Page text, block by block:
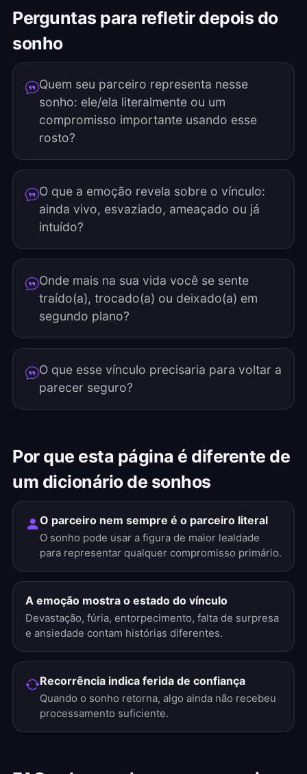
Perguntas para refletir depois do
sonho
Quem seu parceiro representa nesse
sonho: ele/ela literalmente ou um
compromisso importante usando esse
rosto?
O que a emoção revela sobre o vínculo:
ainda vivo, esvaziado, ameaçado ou já
intuído?
Onde mais na sua vida você se sente
traído(a), trocado(a) ou deixado(a) em
segundo plano?
O que esse vínculo precisaria para voltar a
parecer seguro?
Por que esta página é diferente de
um dicionário de sonhos
O parceiro nem sempre é o parceiro literal
O sonho pode usar a figura de maior lealdade
para representar qualquer compromisso primário.
A emoção mostra o estado do vínculo
Devastação, fúria, entorpecimento, falta de surpresa
e ansiedade contam histórias diferentes.
Recorrência indica ferida de confiança
Quando o sonho retorna, algo ainda não recebeu
processamento suficiente.